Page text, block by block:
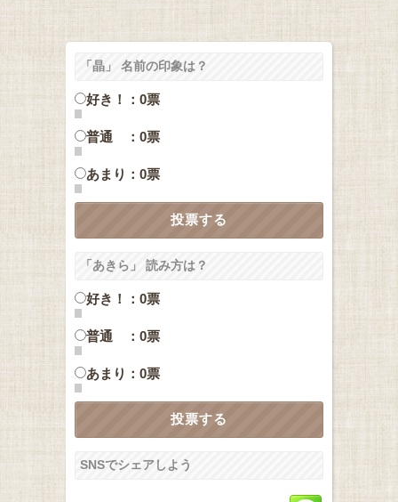
「晶」 名前の印象は？
好き！：0票
普通 ：0票
あまり：0票
「あきら」 読み方は？
好き！：0票
普通 ：0票
あまり：0票
SNSでシェアしよう